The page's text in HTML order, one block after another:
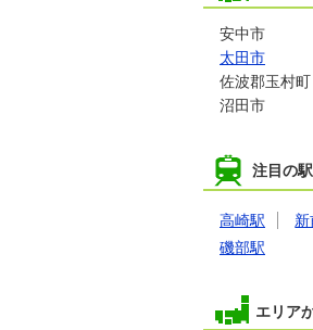
安中市
太田市
佐波郡玉村町
沼田市
注目の
高崎駅
磯部駅
エリア